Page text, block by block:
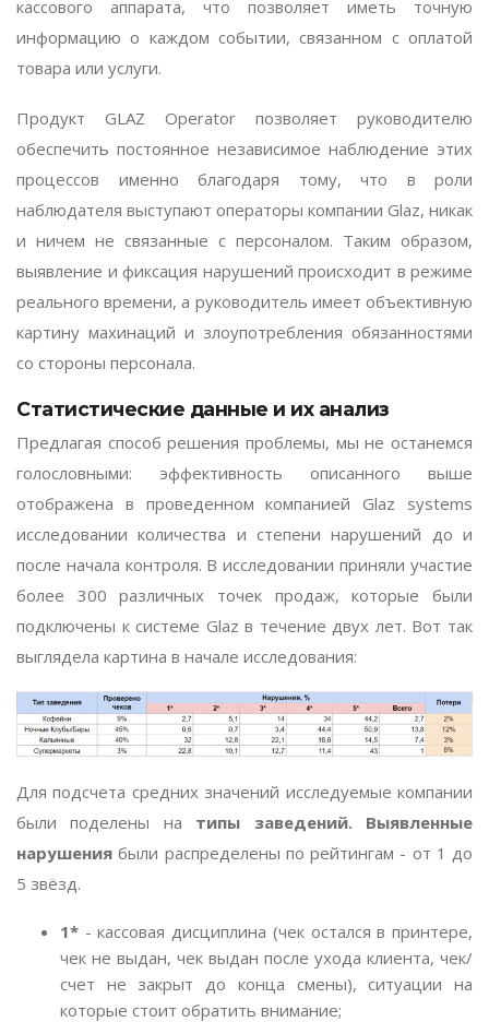
кассового аппарата, что позволяет иметь точную
информацию о каждом событии, связанном с оплатой
товара или услуги.
Продукт GLAZ Operator позволяет руководителю
обеспечить постоянное независимое наблюдение этих
процессов именно благодаря тому, что в роли
наблюдателя выступают операторы компании Glaz, никак
и ничем не связанные с персоналом. Таким образом,
выявление и фиксация нарушений происходит в режиме
реального времени, а руководитель имеет объективную
картину махинаций и злоупотребления обязанностями
со стороны персонала.
Статистические данные и их анализ
Предлагая способ решения проблемы, мы не останемся
голословными: эффективность описанного выше
отображена в проведенном компанией Glaz systems
исследовании количества и степени нарушений до и
после начала контроля. В исследовании приняли участие
более 300 различных точек продаж, которые были
подключены к системе Glaz в течение двух лет. Вот так
выглядела картина в начале исследования:
Для подсчета средних значений исследуемые компании
были поделены на типы заведений. Выявленные
нарушения были распределены по рейтингам - от 1 до
5 звёзд.
1* - кассовая дисциплина (чек остался в принтере,
чек не выдан, чек выдан после ухода клиента, чек/
счет не закрыт до конца смены), ситуации на
которые стоит обратить внимание;